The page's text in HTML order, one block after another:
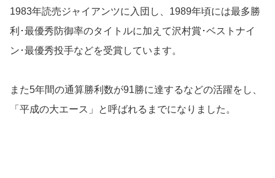
1983年読売ジャイアンツに入団し、1989年頃には最多勝
利･最優秀防御率のタイトルに加えて沢村賞･ベストナイ
ン･最優秀投手などを受賞しています。
また5年間の通算勝利数が91勝に達するなどの活躍をし、
「平成の大エース」と呼ばれるまでになりました。